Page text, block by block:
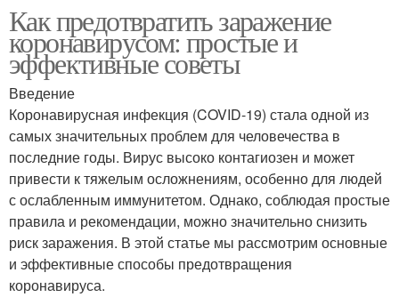
Как предотвратить заражение
коронавирусом: простые и
эффективные советы
Введение
Коронавирусная инфекция (COVID-19) стала одной из
самых значительных проблем для человечества в
последние годы. Вирус высоко контагиозен и может
привести к тяжелым осложнениям, особенно для людей
с ослабленным иммунитетом. Однако, соблюдая простые
правила и рекомендации, можно значительно снизить
риск заражения. В этой статье мы рассмотрим основные
и эффективные способы предотвращения
коронавируса.